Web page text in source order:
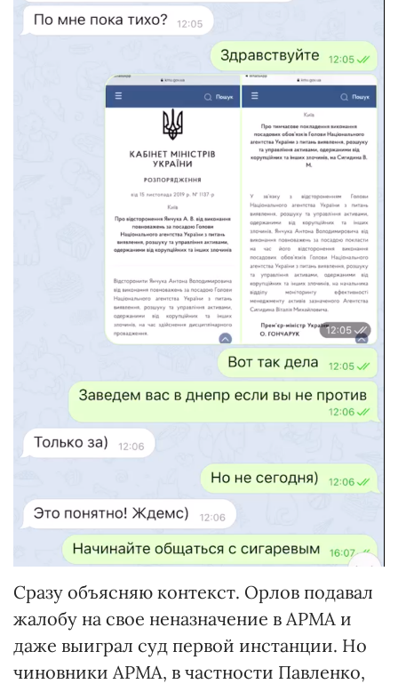
Сразу объясняю контекст. Орлов подавал
жалобу на свое неназначение в АРМА и
даже выиграл суд первой инстанции. Но
чиновники АРМА, в частности Павленко,